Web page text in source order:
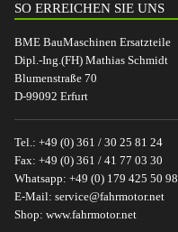
SO ERREICHEN SIE UNS
BME BauMaschinen Ersatzteile
Dipl.-Ing.(FH) Mathias Schmidt
Blumenstraße 70
D-99092 Erfurt
Tel.: +49 (0) 361 / 30 25 81 24
Fax: +49 (0) 361 / 41 77 03 30
Whatsapp: +49 (0) 179 425 50 98
E-Mail: service@fahrmotor.net
Shop: www.fahrmotor.net